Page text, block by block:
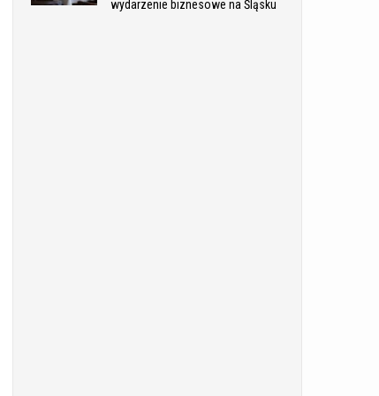
wydarzenie biznesowe na Śląsku